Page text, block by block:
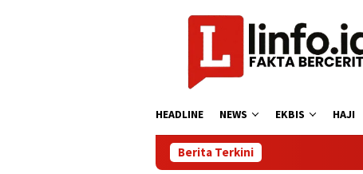
HEADLINE NEWS EKBIS HAJI
Berita Terkini